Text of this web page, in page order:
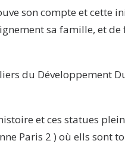
son compte et cette
sa famille, et de
du Développement
et ces statues
Paris 2 ) où ells sont